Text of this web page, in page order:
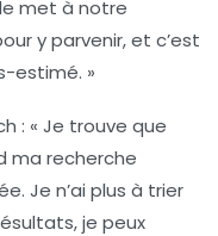
met à notre
y parvenir, et c’est
estimé. »
: « Je trouve que
ma recherche
Je n’ai plus à trier
je peux